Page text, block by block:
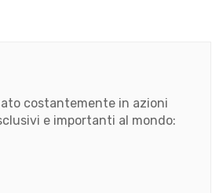
costantemente in azioni
e importanti al mondo: